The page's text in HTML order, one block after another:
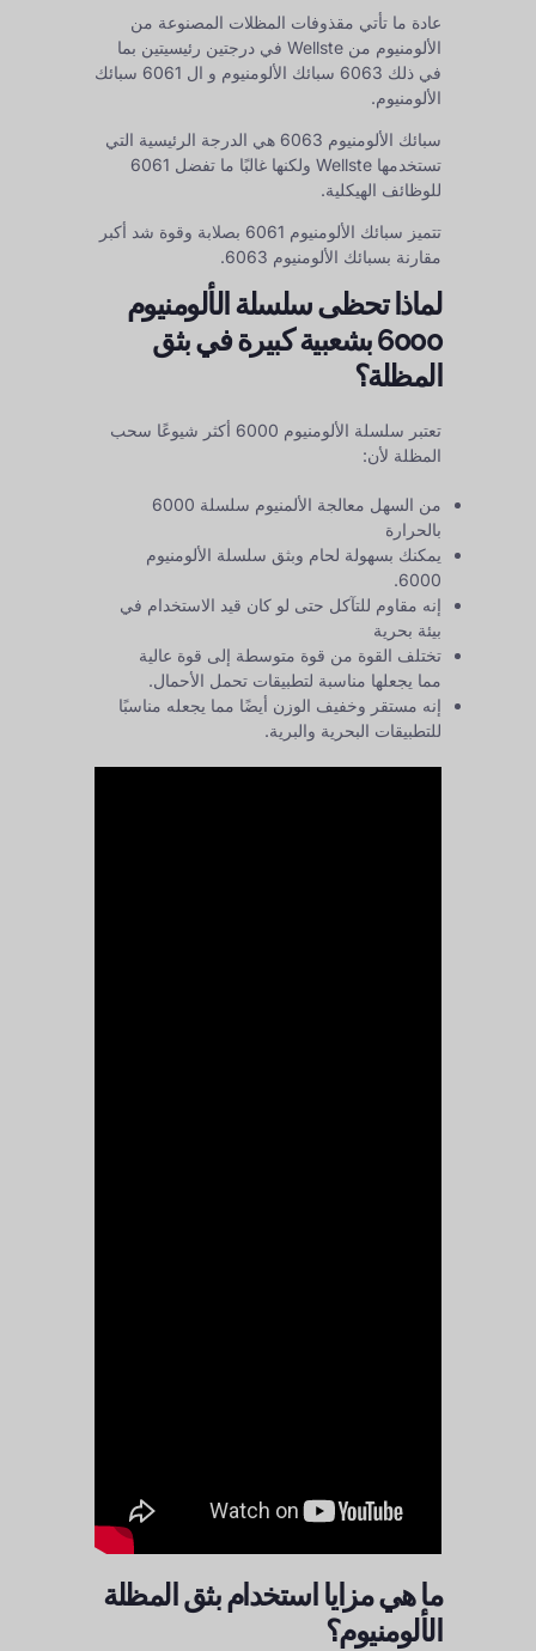
عادة ما تأتي مقذوفات المظلات المصنوعة من
الألومنيوم من Wellste في درجتين رئيسيتين بما
في ذلك 6063 سبائك الألومنيوم و ال
6061 سبائك
الألومنيوم.
سبائك الألومنيوم 6063 هي الدرجة الرئيسية التي
تستخدمها Wellste ولكنها غالبًا ما تفضل 6061
للوظائف الهيكلية.
تتميز سبائك الألومنيوم 6061 بصلابة وقوة شد أكبر
مقارنة بسبائك الألومنيوم 6063.
لماذا تحظى سلسلة الألومنيوم
6000 بشعبية كبيرة في بثق
المظلة؟
تعتبر سلسلة الألومنيوم 6000 أكثر شيوعًا
سحب
المظلة لأن:
من السهل معالجة الألمنيوم سلسلة 6000
بالحرارة
يمكنك بسهولة لحام وبثق سلسلة الألومنيوم
6000.
إنه مقاوم للتآكل حتى لو كان قيد الاستخدام في
بيئة بحرية
تختلف القوة من قوة متوسطة إلى قوة عالية
مما يجعلها مناسبة لتطبيقات تحمل الأحمال.
إنه مستقر وخفيف الوزن أيضًا مما يجعله مناسبًا
للتطبيقات البحرية والبرية.
ما هي مزايا استخدام بثق المظلة
الألومنيوم؟